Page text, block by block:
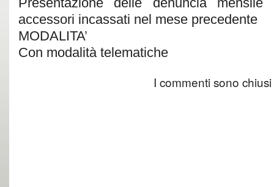
accessori incassati nel mese precedente
MODALITA’
Con modalità telematiche
I commenti sono chiusi